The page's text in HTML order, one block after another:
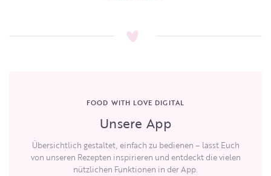
FOOD WITH LOVE DIGITAL
Unsere App
Übersichtlich gestaltet, einfach zu bedienen – lasst Euch
von unseren Rezepten inspirieren und entdeckt die vielen
nützlichen Funktionen in der App.